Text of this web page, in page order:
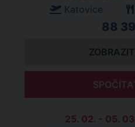
Katovice
88
25. 02. - 05.